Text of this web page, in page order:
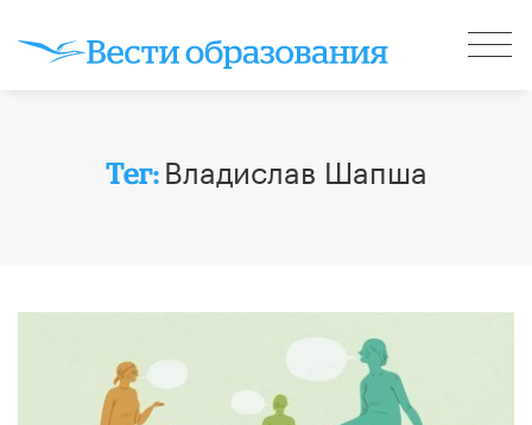
Тег: Владислав Шапша